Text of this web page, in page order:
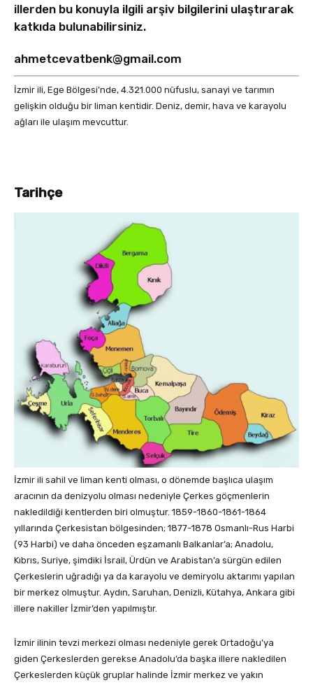
illerden bu konuyla ilgili arşiv bilgilerini ulaştırarak
katkıda bulunabilirsiniz.
ahmetcevatbenk@gmail.com
İzmir ili, Ege Bölgesi’nde, 4.321.000 nüfuslu, sanayi ve tarımın
gelişkin olduğu bir liman kentidir. Deniz, demir, hava ve karayolu
ağları ile ulaşım mevcuttur.
Tarihçe
İzmir ili sahil ve liman kenti olması, o dönemde başlıca ulaşım
aracının da denizyolu olması nedeniyle Çerkes göçmenlerin
nakledildiği kentlerden biri olmuştur. 1859-1860-1861-1864
yıllarında Çerkesistan bölgesinden; 1877-1878 Osmanlı-Rus Harbi
(93 Harbi) ve daha önceden eşzamanlı Balkanlar’a; Anadolu,
Kıbrıs, Suriye, şimdiki İsrail, Ürdün ve Arabistan’a sürgün edilen
Çerkeslerin uğradığı ya da karayolu ve demiryolu aktarımı yapılan
bir merkez olmuştur. Aydın, Saruhan, Denizli, Kütahya, Ankara gibi
illere nakiller İzmir’den yapılmıştır.
İzmir ilinin tevzi merkezi olması nedeniyle gerek Ortadoğu’ya
giden Çerkeslerden gerekse Anadolu’da başka illere nakledilen
Çerkeslerden küçük gruplar halinde İzmir merkez ve yakın